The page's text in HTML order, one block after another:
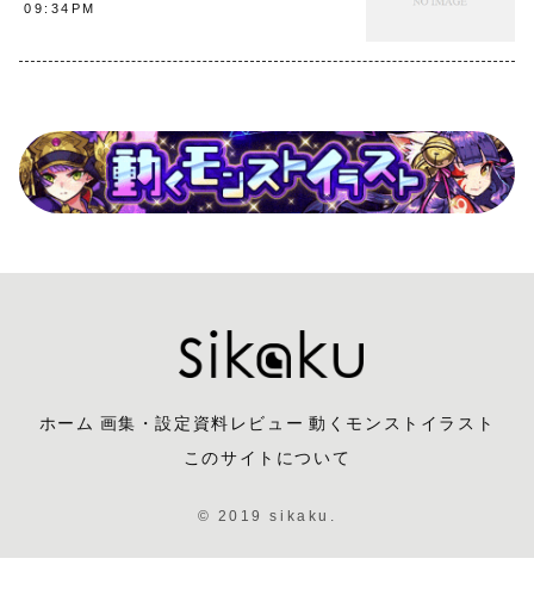
09:34PM
ホーム 画集・設定資料レビュー 動くモンストイラスト
このサイトについて
© 2019 sikaku.